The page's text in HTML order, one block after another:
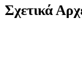
Σχετικά